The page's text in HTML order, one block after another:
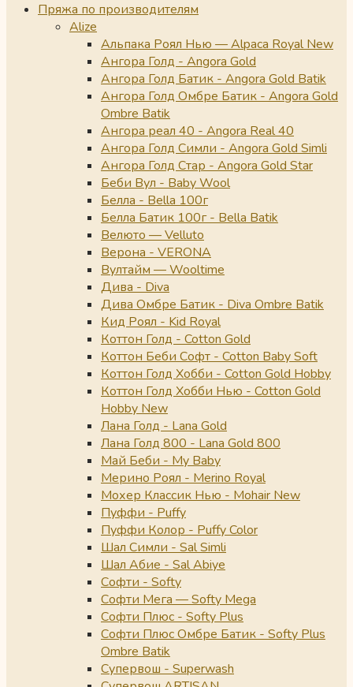
Пряжа по производителям
Alize
Альпака Роял Нью — Alpaca Royal New
Ангора Голд - Angora Gold
Ангора Голд Батик - Angora Gold Batik
Ангора Голд Омбре Батик - Angora Gold
Ombre Batik
Ангора реал 40 - Angora Real 40
Ангора Голд Симли - Angora Gold Simli
Ангора Голд Стар - Angora Gold Star
Беби Вул - Baby Wool
Белла - Bella 100г
Белла Батик 100г - Bella Batik
Велюто — Velluto
Верона - VERONA
Вултайм — Wooltime
Дива - Diva
Дива Омбре Батик - Diva Ombre Batik
Кид Роял - Kid Royal
Коттон Голд - Cotton Gold
Коттон Беби Софт - Cotton Baby Soft
Коттон Голд Хобби - Cotton Gold Hobby
Коттон Голд Хобби Нью - Cotton Gold
Hobby New
Лана Голд - Lana Gold
Лана Голд 800 - Lana Gold 800
Май Беби - My Baby
Мерино Роял - Merino Royal
Мохер Классик Нью - Mohair New
Пуффи - Puffy
Пуффи Колор - Puffy Color
Шал Симли - Sal Simli
Шал Абие - Sal Abiye
Софти - Softy
Софти Мега — Softy Mega
Софти Плюс - Softy Plus
Софти Плюс Омбре Батик - Softy Plus
Ombre Batik
Супервош - Superwash